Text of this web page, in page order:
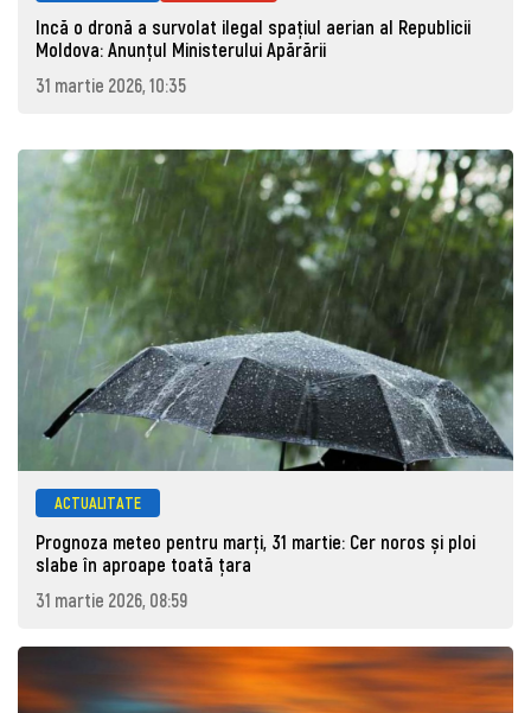
Incă o dronă a survolat ilegal spațiul aerian al Republicii
Moldova: Anunţul Ministerului Apărării
31 martie 2026, 10:35
ACTUALITATE
Prognoza meteo pentru marţi, 31 martie: Cer noros și ploi
slabe în aproape toată țara
31 martie 2026, 08:59